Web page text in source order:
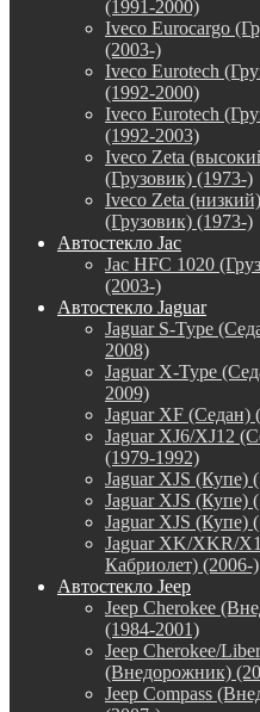
(1991-2000)
Iveco Eurocargo
(2003-)
Iveco Eurotech
(1992-2000)
Iveco Eurotech
(1992-2003)
Iveco Zeta
(Грузовик) (1973-)
Iveco Zeta (низкий)
(Грузовик) (1973-)
Автостекло Jac
Jac HFC 1020
(2003-)
Автостекло Jaguar
Jaguar S-Type
2008)
Jaguar X-Type
2009)
Jaguar XF (Седан)
Jaguar XJ6/XJ12
(1979-1992)
Jaguar XJS (Купе)
Jaguar XJS (Купе)
Jaguar XJS (Купе)
Jaguar XK/XKR/
Кабриолет) (2006-)
Автостекло Jeep
Jeep Cherokee
(1984-2001)
Jeep Cherokee/
(Внедорожник)
Jeep Compass